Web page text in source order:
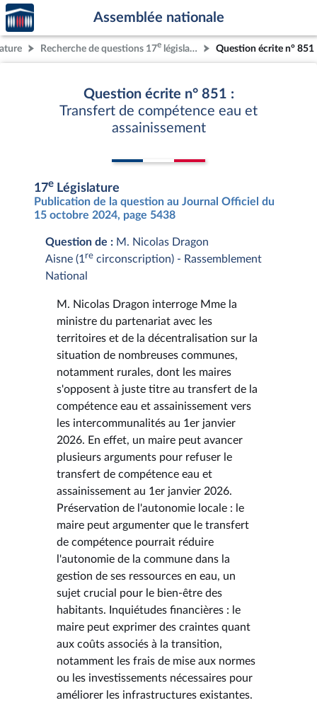
Aller au contenu
Aller en bas de la page
Accèder
à la
page
d'accueil
Assemblée nationale
Recherche de questions 17e législature Question écrite n° 851
Question écrite n° 851 :
Transfert de compétence eau et
assainissement
17e Législature
Publication de la question au Journal Officiel du
15 octobre 2024, page 5438
Question de : M. Nicolas Dragon
Aisne (1 re circonscription) - Rassemblement
National
M. Nicolas Dragon interroge Mme la
ministre du partenariat avec les
territoires et de la décentralisation sur la
situation de nombreuses communes,
notamment rurales, dont les maires
s'opposent à juste titre au transfert de la
compétence eau et assainissement vers
les intercommunalités au 1er janvier
2026. En effet, un maire peut avancer
plusieurs arguments pour refuser le
transfert de compétence eau et
assainissement au 1er janvier 2026.
Préservation de l'autonomie locale : le
maire peut argumenter que le transfert
de compétence pourrait réduire
l'autonomie de la commune dans la
gestion de ses ressources en eau, un
sujet crucial pour le bien-être des
habitants. Inquiétudes financières : le
maire peut exprimer des craintes quant
aux coûts associés à la transition,
notamment les frais de mise aux normes
ou les investissements nécessaires pour
améliorer les infrastructures existantes.